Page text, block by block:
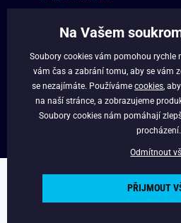
VĚRNOSTNÍ PROGRAM
FACEBOOK
Copyright © 2024 - Budchlap.cz
litvanyi.sk
Na Vašem
Soubory cookies vám pomohou rychle
vám čas a zabrání tomu, aby se vám
se nezajímáte. Používáme cookies ,
na naší stránce, a zobrazujeme
Soubory cookies nám pomáhají
procházení.
Odmítnout
PŘIJMOUT